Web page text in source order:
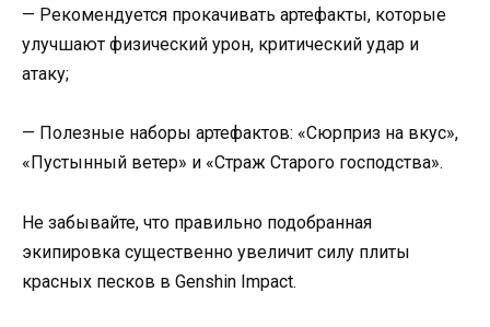
— Рекомендуется прокачивать артефакты, которые
улучшают физический урон, критический удар и
атаку;
— Полезные наборы артефактов: «Сюрприз на вкус»,
«Пустынный ветер» и «Страж Старого господства».
Не забывайте, что правильно подобранная
экипировка существенно увеличит силу плиты
красных песков в Genshin Impact.